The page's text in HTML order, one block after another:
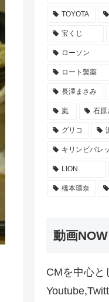
TOYOTA
宝くじ
ローソン
ロート製薬
長澤まさみ
嵐 石原
グリコ
キリンビバレ
LION
橋本環奈
動画
CMを中心と